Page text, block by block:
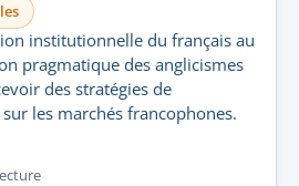
institutionnelle du français au
pragmatique des anglicismes
des stratégies de
les marchés francophones.